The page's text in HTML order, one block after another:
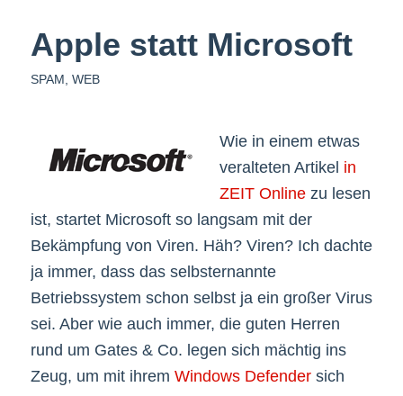
Apple statt Microsoft
SPAM WEB
Wie in einem etwas
veralteten Artikel in
ZEIT Onlinezu lesen
ist, startet Microsoft so langsam mit der
Bekämpfung von Viren. Häh? Viren? Ich dachte
ja immer, dass das selbsternannte
Betriebssystem schon selbst ja ein großer Virus
sei. Aber wie auch immer, die guten Herren
rund um Gates & Co. legen sich mächtig ins
Zeug, um mit ihrem Windows Defendersich